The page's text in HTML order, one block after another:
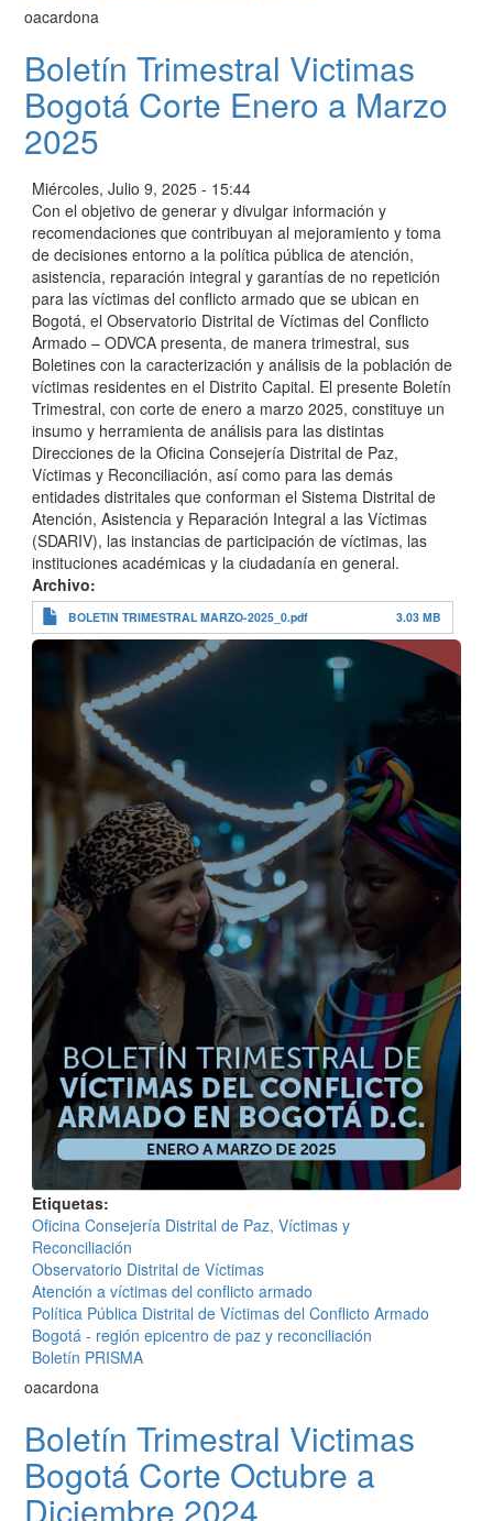
oacardona
Boletín Trimestral Victimas
Bogotá Corte Enero a Marzo
2025
Miércoles, Julio 9, 2025 - 15:44
Con el objetivo de generar y divulgar información y
recomendaciones que contribuyan al mejoramiento y toma
de decisiones entorno a la política pública de atención,
asistencia, reparación integral y garantías de no repetición
para las víctimas del conflicto armado que se ubican en
Bogotá, el Observatorio Distrital de Víctimas del Conflicto
Armado – ODVCA presenta, de manera trimestral, sus
Boletines con la caracterización y análisis de la población de
víctimas residentes en el Distrito Capital. El presente Boletín
Trimestral, con corte de enero a marzo 2025, constituye un
insumo y herramienta de análisis para las distintas
Direcciones de la Oficina Consejería Distrital de Paz,
Víctimas y Reconciliación, así como para las demás
entidades distritales que conforman el Sistema Distrital de
Atención, Asistencia y Reparación Integral a las Víctimas
(SDARIV), las instancias de participación de víctimas, las
instituciones académicas y la ciudadanía en general.
Archivo
BOLETIN TRIMESTRAL MARZO-2025_0.pdf 3.03 MB
Etiquetas
Oficina Consejería Distrital de Paz, Víctimas y
Reconciliación
Observatorio Distrital de Víctimas
Atención a víctimas del conflicto armado
Política Pública Distrital de Víctimas del Conflicto Armado
Bogotá - región epicentro de paz y reconciliación
Boletín PRISMA
oacardona
Boletín Trimestral Victimas
Bogotá Corte Octubre a
Diciembre 2024